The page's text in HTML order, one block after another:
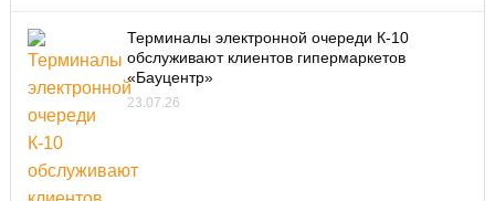
Терминалы электронной очереди К-10
обслуживают клиентов гипермаркетов
«Бауцентр»
23.07.26